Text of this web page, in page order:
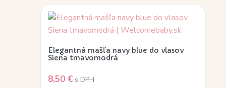
Elegantná mašľa navy blue do vlasov
Siena tmavomodrá
8,50 € s DPH